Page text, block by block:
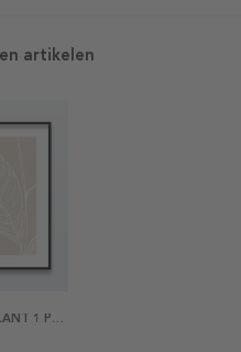
artikelen
NEUTRAL PLANT 1 POSTER